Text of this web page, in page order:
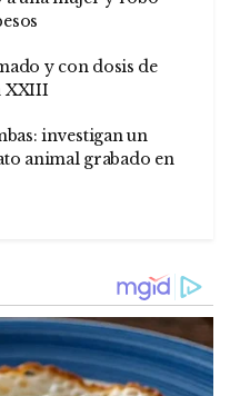
y con dosis de
XXIII
investigan un
animal grabado en